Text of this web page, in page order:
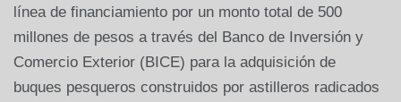
línea de financiamiento por un monto total de 500
millones de pesos a través del Banco de Inversión y
Comercio Exterior (BICE) para la adquisición de
buques pesqueros construidos por astilleros radicados